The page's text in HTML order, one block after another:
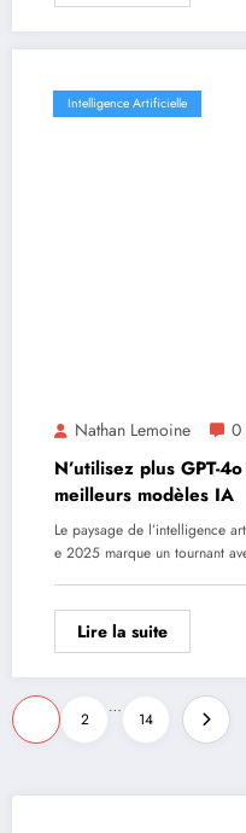
Intelligence Artificielle
Nathan Lemoine 0
N’utilisez plus GPT-
meilleurs modèles IA
Le paysage de l’intelligence
e 2025 marque un tournant
Lire la suite
Pagination
des
publications
2
…
14